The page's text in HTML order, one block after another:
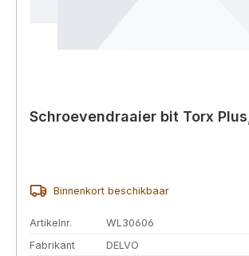
Schroevendraaier bit Torx
Binnenkort beschikbaar
Artikelnr.
WL30606
Fabrikant
DELVO